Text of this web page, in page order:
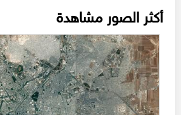
أكثر الصور مشاهدة